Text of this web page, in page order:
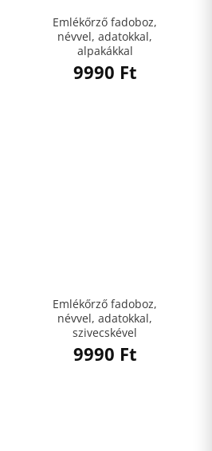
Emlékőrző fadoboz,
névvel, adatokkal,
alpakákkal
9990 Ft
Emlékőrző fadoboz,
névvel, adatokkal,
szivecskével
9990 Ft